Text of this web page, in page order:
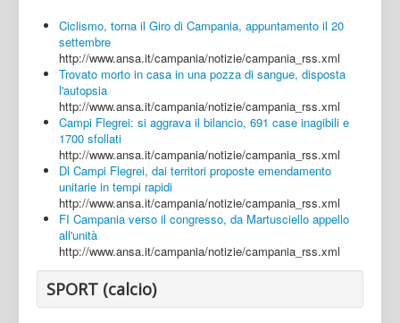
Ciclismo, torna il Giro di Campania, appuntamento il 20
settembre
http://www.ansa.it/campania/notizie/campania_rss.xml
Trovato morto in casa in una pozza di sangue, disposta
l'autopsia
http://www.ansa.it/campania/notizie/campania_rss.xml
Campi Flegrei: si aggrava il bilancio, 691 case inagibili e
1700 sfollati
http://www.ansa.it/campania/notizie/campania_rss.xml
Dl Campi Flegrei, dai territori proposte emendamento
unitarie in tempi rapidi
http://www.ansa.it/campania/notizie/campania_rss.xml
FI Campania verso il congresso, da Martusciello appello
all'unità
http://www.ansa.it/campania/notizie/campania_rss.xml
SPORT (calcio)